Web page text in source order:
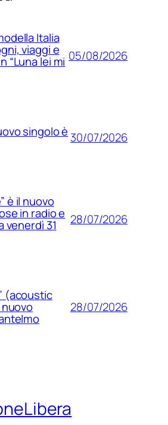
Italia
viaggi e
“Luna lei mi 05/08/2026
singolo è 30/07/2026
è il nuovo
in radio e
venerdì 31 28/07/2026
(acoustic
28/07/2026